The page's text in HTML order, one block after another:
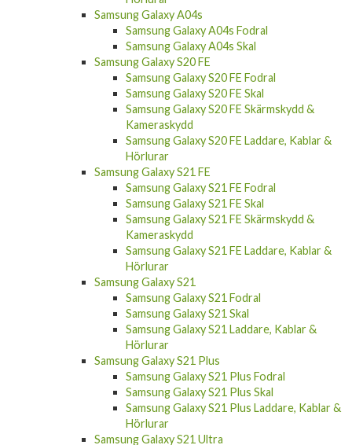
Samsung Galaxy A04s
Samsung Galaxy A04s Fodral
Samsung Galaxy A04s Skal
Samsung Galaxy S20 FE
Samsung Galaxy S20 FE Fodral
Samsung Galaxy S20 FE Skal
Samsung Galaxy S20 FE Skärmskydd &
Kameraskydd
Samsung Galaxy S20 FE Laddare, Kablar &
Hörlurar
Samsung Galaxy S21 FE
Samsung Galaxy S21 FE Fodral
Samsung Galaxy S21 FE Skal
Samsung Galaxy S21 FE Skärmskydd &
Kameraskydd
Samsung Galaxy S21 FE Laddare, Kablar &
Hörlurar
Samsung Galaxy S21
Samsung Galaxy S21 Fodral
Samsung Galaxy S21 Skal
Samsung Galaxy S21 Laddare, Kablar &
Hörlurar
Samsung Galaxy S21 Plus
Samsung Galaxy S21 Plus Fodral
Samsung Galaxy S21 Plus Skal
Samsung Galaxy S21 Plus Laddare, Kablar &
Hörlurar
Samsung Galaxy S21 Ultra